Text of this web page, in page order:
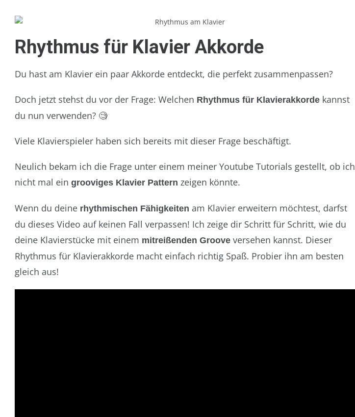
Rhythmus für Klavier Akkorde
Du hast am Klavier ein paar Akkorde entdeckt, die perfekt zusammenpassen?
Doch jetzt stehst du vor der Frage: Welchen Rhythmus für Klavierakkorde kannst
du nun verwenden? 🧐
Viele Klavierspieler haben sich bereits mit dieser Frage beschäftigt.
Neulich bekam ich die Frage unter einem meiner Youtube Tutorials gestellt, ob ich
nicht mal ein grooviges Klavier Pattern zeigen könnte.
Wenn du deine rhythmischen Fähigkeiten am Klavier erweitern möchtest, darfst
du dieses Video auf keinen Fall verpassen! Ich zeige dir Schritt für Schritt, wie du
deine Klavierstücke mit einem mitreißenden Groove versehen kannst. Dieser
Rhythmus für Klavierakkorde macht einfach richtig Spaß. Probier ihn am besten
gleich aus!